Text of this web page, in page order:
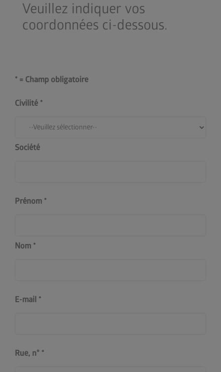
Veuillez indiquer vos
coordonnées ci-dessous.
* = Champ obligatoire
Civilité
Société
Prénom
Nom
E-mail
Rue, n°